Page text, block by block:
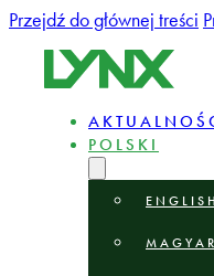
Przejdź do głównej treści
POLSKI
ENGLISH
MAGYAR